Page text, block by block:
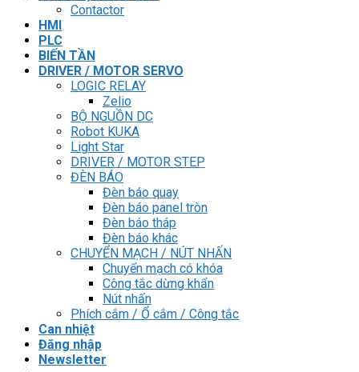
Contactor
HMI
PLC
BIẾN TẦN
DRIVER / MOTOR SERVO
LOGIC RELAY
Zelio
BỘ NGUỒN DC
Robot KUKA
Light Star
DRIVER / MOTOR STEP
ĐÈN BÁO
Đèn báo quay
Đèn báo panel tròn
Đèn báo tháp
Đèn báo khác
CHUYỂN MẠCH / NÚT NHẤN
Chuyển mạch có khóa
Công tắc dừng khẩn
Nút nhấn
Phích cắm / Ổ cắm / Công tắc
Can nhiệt
Đăng nhập
Newsletter